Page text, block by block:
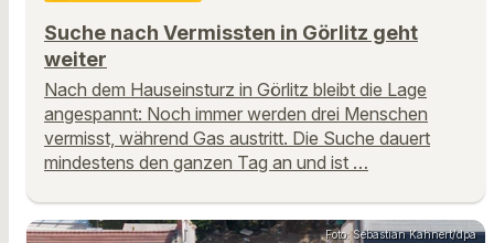
Suche nach Vermissten in Görlitz geht
weiter
Nach dem Hauseinsturz in Görlitz bleibt die Lage
angespannt: Noch immer werden drei Menschen
vermisst, während Gas austritt. Die Suche dauert
mindestens den ganzen Tag an und ist …
Foto: Sebastian Kahnert/dpa